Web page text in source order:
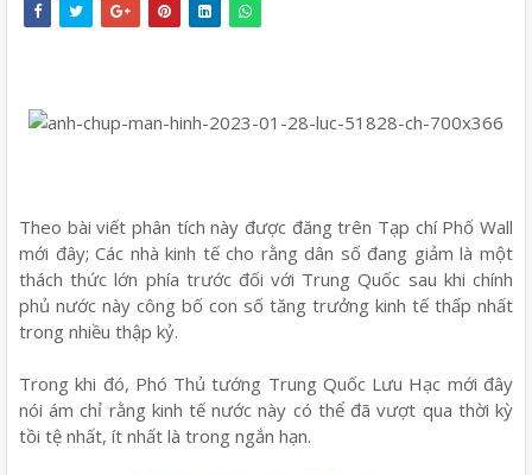
Theo bài viết phân tích này được đăng trên Tạp chí Phố Wall
mới đây; Các nhà kinh tế cho rằng dân số đang giảm là một
thách thức lớn phía trước đối với Trung Quốc sau khi chính
phủ nước này công bố con số tăng trưởng kinh tế thấp nhất
trong nhiều thập kỷ.
Trong khi đó, Phó Thủ tướng Trung Quốc Lưu Hạc mới đây
nói ám chỉ rằng kinh tế nước này có thể đã vượt qua thời kỳ
tồi tệ nhất, ít nhất là trong ngắn hạn.